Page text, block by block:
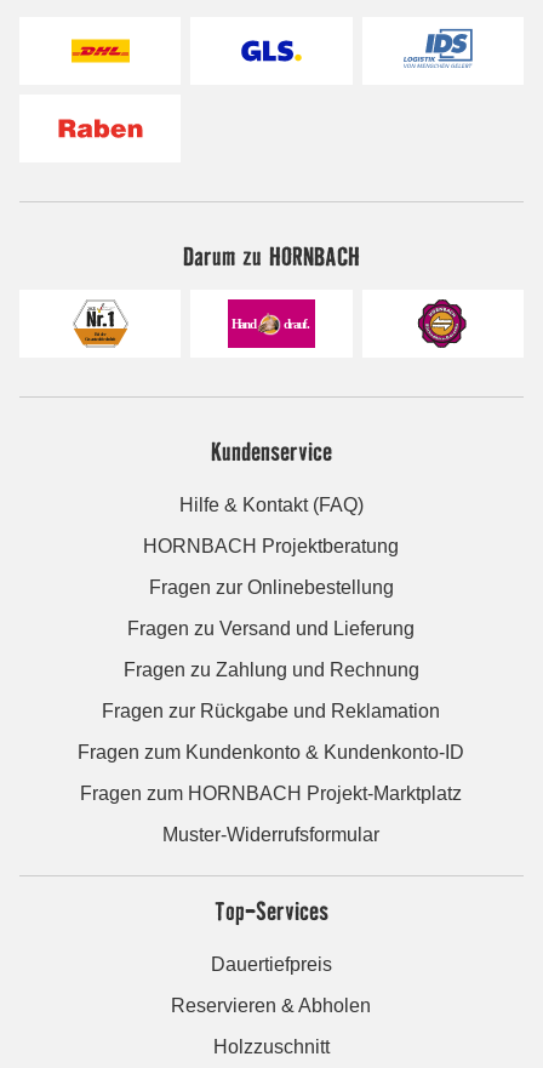
Darum zu HORNBACH
Kundenservice
Hilfe & Kontakt (FAQ)
HORNBACH Projektberatung
Fragen zur Onlinebestellung
Fragen zu Versand und Lieferung
Fragen zu Zahlung und Rechnung
Fragen zur Rückgabe und Reklamation
Fragen zum Kundenkonto & Kundenkonto-ID
Fragen zum HORNBACH Projekt-Marktplatz
Muster-Widerrufsformular
Top-Services
Dauertiefpreis
Reservieren & Abholen
Holzzuschnitt